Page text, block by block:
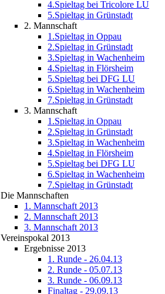
4.Spieltag bei Tricolore LU
5.Spieltag in Grünstadt
2. Mannschaft
1.Spieltag in Oppau
2.Spieltag in Grünstadt
3.Spieltag in Wachenheim
4.Spieltag in Flörsheim
5.Spieltag bei DFG LU
6.Spieltag in Wachenheim
7.Spieltag in Grünstadt
3. Mannschaft
1.Spieltag in Oppau
2.Spieltag in Grünstadt
3.Spieltag in Wachenheim
4.Spieltag in Flörsheim
5.Spieltag bei DFG LU
6.Spieltag in Wachenheim
7.Spieltag in Grünstadt
Die Mannschaften
1. Mannschaft 2013
2. Mannschaft 2013
3. Mannschaft 2013
Vereinspokal 2013
Ergebnisse 2013
1. Runde - 26.04.13
2. Runde - 05.07.13
3. Runde - 06.09.13
Finaltag - 29.09.13